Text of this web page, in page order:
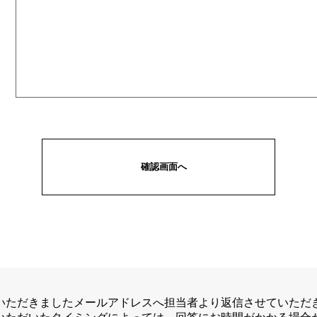
ただきましたメールアドレスへ担当者より返信させていただ